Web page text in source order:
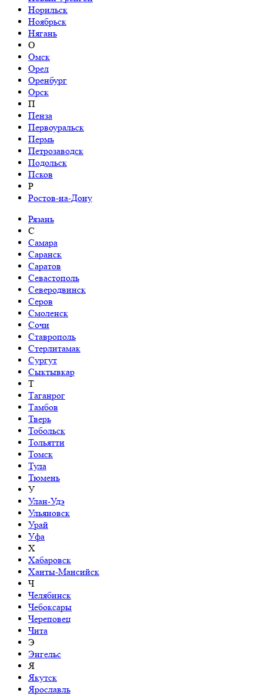
Норильск
Ноябрьск
Нягань
О
Омск
Орел
Оренбург
Орск
П
Пенза
Первоуральск
Пермь
Петрозаводск
Подольск
Псков
Р
Ростов-на-Дону
Рязань
С
Самара
Саранск
Саратов
Севастополь
Северодвинск
Серов
Смоленск
Сочи
Ставрополь
Стерлитамак
Сургут
Сыктывкар
Т
Таганрог
Тамбов
Тверь
Тобольск
Тольятти
Томск
Тула
Тюмень
У
Улан-Удэ
Ульяновск
Урай
Уфа
Х
Хабаровск
Ханты-Мансийск
Ч
Челябинск
Чебоксары
Череповец
Чита
Э
Энгельс
Я
Якутск
Ярославль